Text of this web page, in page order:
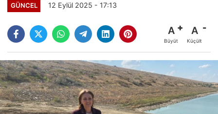
GÜNCEL 12 Eylül 2025 - 17:13
A
Büyüt
A
Küçült